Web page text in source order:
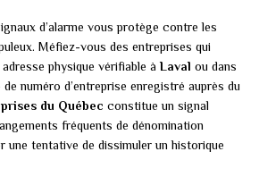
d’alarme vous protège contre les
Méfiez-vous des entreprises qui
physique vérifiable àLaval ou dans
de numéro d’entreprise enregistré auprès du
du Québec constitue un signal
fréquents de dénomination
une tentative de dissimuler un historique